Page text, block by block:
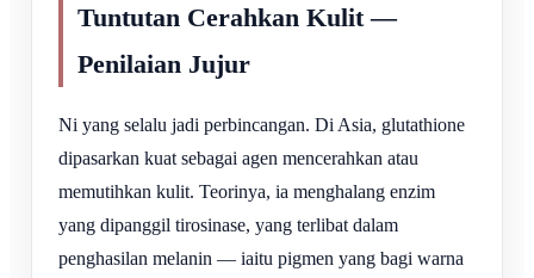
Tuntutan Cerahkan Kulit —
Penilaian Jujur
Ni yang selalu jadi perbincangan. Di Asia, glutathione
dipasarkan kuat sebagai agen mencerahkan atau
memutihkan kulit. Teorinya, ia menghalang enzim
yang dipanggil tirosinase, yang terlibat dalam
penghasilan melanin — iaitu pigmen yang bagi warna